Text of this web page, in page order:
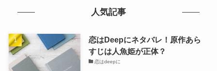
人気記事
恋はDeepにネタバレ！原作あら
すじは人魚姫が正体？
恋はdeepに